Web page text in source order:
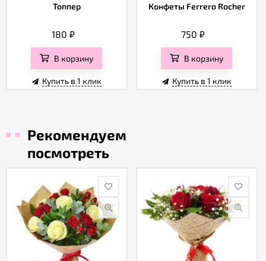
Топпер
180 ₽
В корзину
Купить в 1 клик
Конфеты Ferrero Rocher
750₽
В корзину
Купить в 1 клик
Рекомендуем
посмотреть